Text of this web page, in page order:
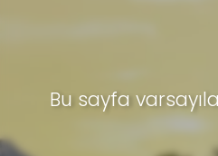
Bu sayfa